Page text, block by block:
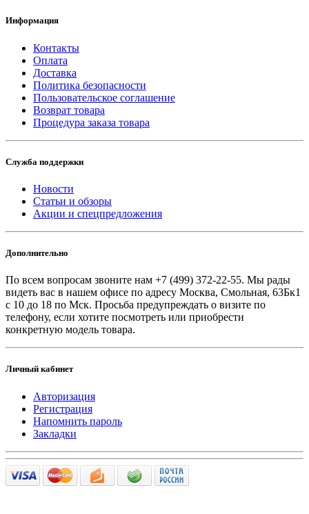
Информация
Контакты
Оплата
Доставка
Политика безопасности
Пользовательское соглашение
Возврат товара
Процедура заказа товара
Служба поддержки
Новости
Статьи и обзоры
Акции и спецпредложения
Дополнительно
По всем вопросам звоните нам +7 (499) 372-22-55. Мы рады
видеть вас в нашем офисе по адресу Москва, Смольная, 63Бк1
с 10 до 18 по Мск. Просьба предупреждать о визите по
телефону, если хотите посмотреть или приобрести
конкретную модель товара.
Личный кабинет
Авторизация
Регистрация
Напомнить пароль
Закладки